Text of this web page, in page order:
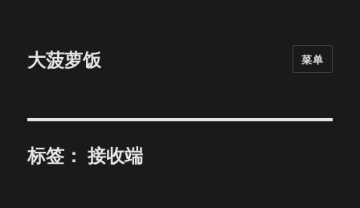
大菠萝饭 菜单
标签：接收端